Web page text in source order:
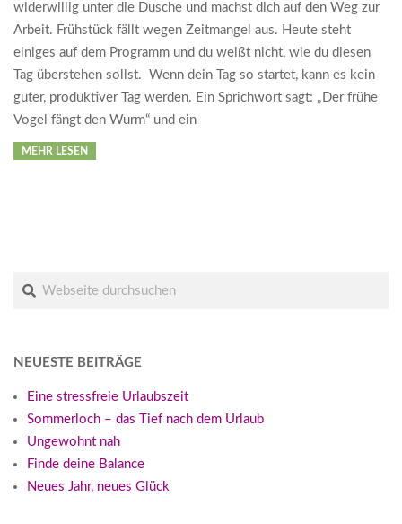
widerwillig unter die Dusche und machst dich auf den Weg zur
Arbeit. Frühstück fällt wegen Zeitmangel aus. Heute steht
einiges auf dem Programm und du weißt nicht, wie du diesen
Tag überstehen sollst. Wenn dein Tag so startet, kann es kein
guter, produktiver Tag werden. Ein Sprichwort sagt: „Der frühe
Vogel fängt den Wurm“ und ein
MEHR LESEN
Suche
NEUESTE BEITRÄGE
Eine stressfreie Urlaubszeit
Sommerloch – das Tief nach dem Urlaub
Ungewohnt nah
Finde deine Balance
Neues Jahr, neues Glück